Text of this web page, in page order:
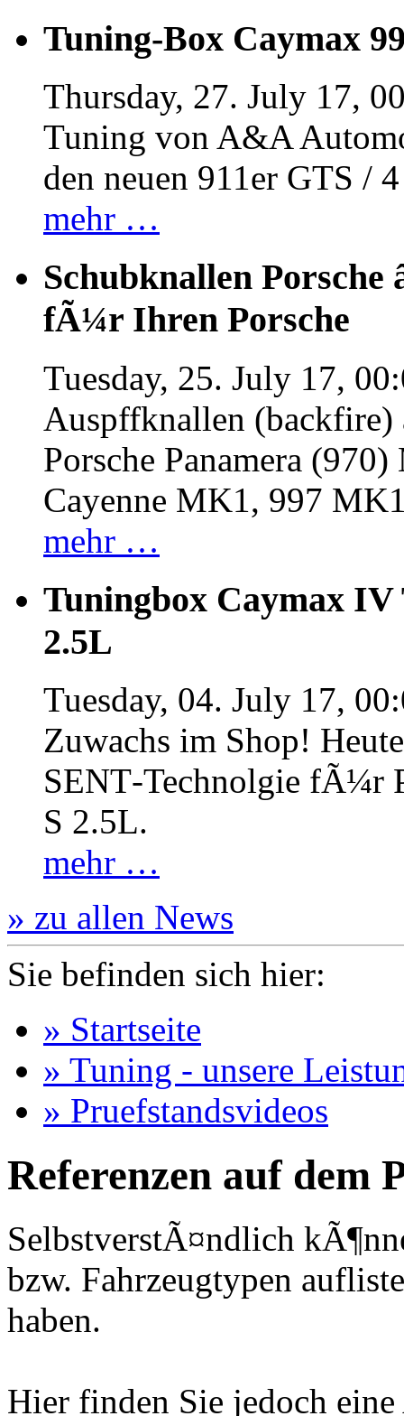
Tuning-Box Caymax
Thursday, 27. July 17,
Tuning von A&A
den neuen 911er GTS /
mehr …
Schubknallen Porsche
fÃ¼r Ihren Porsche
Tuesday, 25. July 17,
Auspffknallen
Porsche Panamera
Cayenne MK1, 997
mehr …
Tuningbox Caymax IV
2.5L
Tuesday, 04. July 17,
Zuwachs im Shop!
SENT‐Technolgie fÃ¼r
S 2.5L.
mehr …
» zu allen News
Sie befinden sich hier:
» Startseite
» Tuning - unsere
» Pruefstandsvideos
Referenzen auf dem
SelbstverstÃ¤ndlich
bzw. Fahrzeugtypen
haben.
Hier finden Sie jedoch